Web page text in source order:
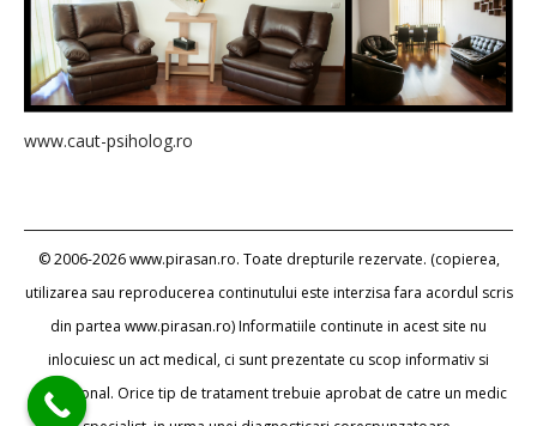
www.caut-psiholog.ro
© 2006-2026 www.pirasan.ro. Toate drepturile rezervate. (copierea,
utilizarea sau reproducerea continutului este interzisa fara acordul scris
din partea www.pirasan.ro) Informatiile continute in acest site nu
inlocuiesc un act medical, ci sunt prezentate cu scop informativ si
educational. Orice tip de tratament trebuie aprobat de catre un medic